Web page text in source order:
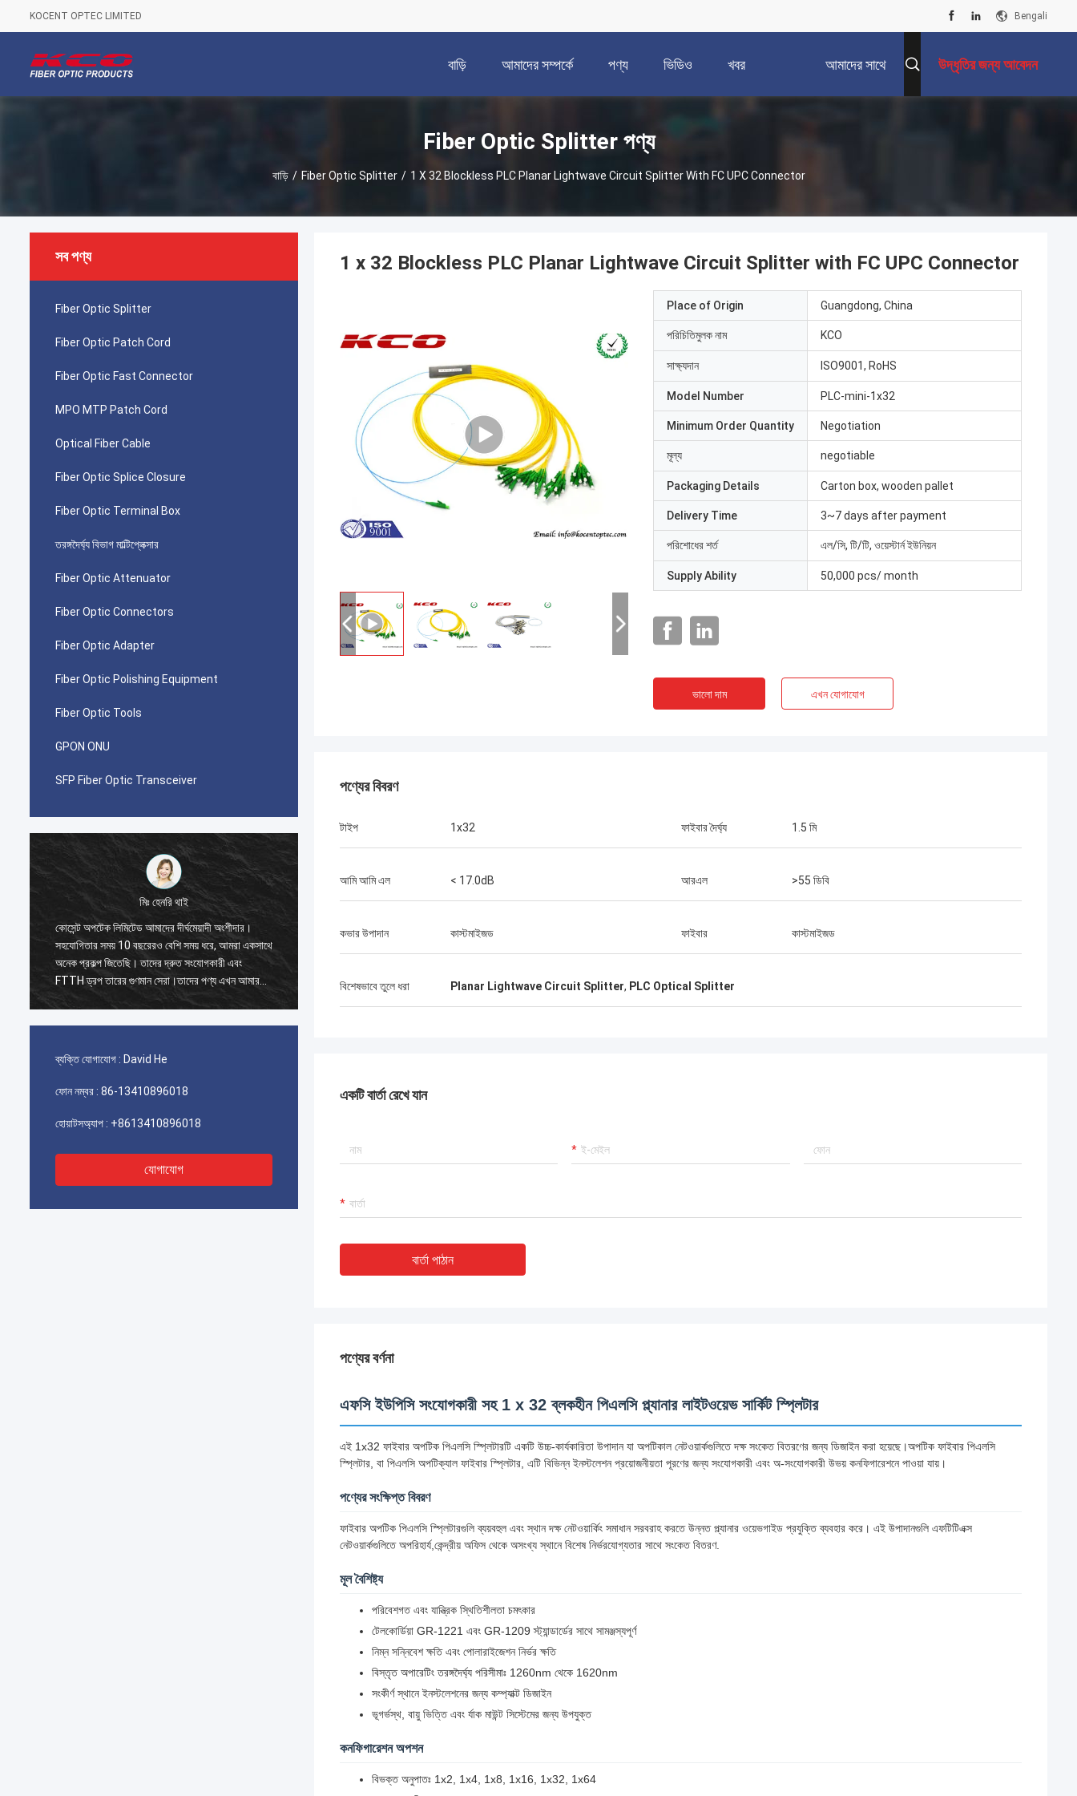
KOCENT OPTEC LIMITED Bengali
বাড়ি আমাদের সম্পর্কে পণ্য ভিডিও খবর আমাদের সাথে উদ্ধৃতির জন্য আবেদন
Fiber Optic Splitter পণ্য
বাড়ি / Fiber Optic Splitter / 1 X 32 Blockless PLC Planar Lightwave Circuit Splitter With FC UPC Connector
সব পণ্য
Fiber Optic Splitter
Fiber Optic Patch Cord
Fiber Optic Fast Connector
MPO MTP Patch Cord
Optical Fiber Cable
Fiber Optic Splice Closure
Fiber Optic Terminal Box
তরঙ্গদৈর্ঘ্য বিভাগ মাল্টিপ্লেক্সার
Fiber Optic Attenuator
Fiber Optic Connectors
Fiber Optic Adapter
Fiber Optic Polishing Equipment
Fiber Optic Tools
GPON ONU
SFP Fiber Optic Transceiver
মিঃ পাবলো
আমি যখন 2014 সালে কোসেন্ট অপটেক লিমিটেডের সাথে
প্রথম অর্ডার দিয়েছিলাম তখন আমি অবাক হয়েছিলাম।
জিআইএক্সটিডাব্লু কেবলের একটি ধারক 40 জিপি এবং দ্রুত
সংযোজক, প্যাচ কর্ড এবং অ্যাডাপ্টারের জন্য একটি ধারক 20
মিঃ থ্যাং নুয়েন
কোসেন্ট অপটেক লিমিটেড আমাদের কোম্পানির দীর্ঘমেয়াদী
তার, বিতরণ বাক্স,স্প্লাইস ঘের এবং ফাইবার অপটিক
মিঃ হেনরি থাই
কোসেন্ট অপটেক লিমিটেড আমাদের দীর্ঘমেয়াদী অংশীদার।
FTTH ড্রপ তারের গুণমান সেরা।তাদের পণ্য এখন আমার
ব্যক্তি যোগাযোগ : David He
ফোন নম্বর : 86-13410896018
হোয়াটসঅ্যাপ : +8613410896018
যোগাযোগ
1 x 32 Blockless PLC Planar Lightwave Circuit Splitter with FC UPC Connector
Place of Origin Guangdong, China
পরিচিতিমুলক নাম KCO
সাক্ষ্যদান ISO9001, RoHS
Model Number PLC-mini-1x32
Minimum Order Quantity Negotiation
মূল্য negotiable
Packaging Details Carton box, wooden pallet
Delivery Time 3~7 days after payment
পরিশোধের শর্ত এল/সি, টি/টি, ওয়েস্টার্ন ইউনিয়ন
Supply Ability 50,000 pcs/ month
ভালো দাম এখন যোগাযোগ
পণ্যের বিবরণ
টাইপ 1x32 ফাইবার দৈর্ঘ্য 1.5 মি
আমি আমি এল < 17.0dB আরএল >55 ডিবি
কভার উপাদান কাস্টমাইজড ফাইবার কাস্টমাইজড
বিশেষভাবে তুলে ধরা Planar Lightwave Circuit Splitter, PLC Optical Splitter
একটি বার্তা রেখে যান
বার্তা পাঠান
পণ্যের বর্ণনা
এফসি ইউপিসি সংযোগকারী সহ 1 x 32 ব্লকহীন পিএলসি প্ল্যানার লাইটওয়েভ সার্কিট স্প্লিটার
এই 1x32 ফাইবার অপটিক পিএলসি স্প্লিটারটি একটি উচ্চ-কার্যকারিতা উপাদান যা অপটিকাল নেটওয়ার্কগুলিতে দক্ষ সংকেত বিতরণের জন্য ডিজাইন করা হয়েছে।অপটিক ফাইবার পিএলসি
স্প্লিটার, বা পিএলসি অপটিক্যাল ফাইবার স্প্লিটার, এটি বিভিন্ন ইনস্টলেশন প্রয়োজনীয়তা পূরণের জন্য সংযোগকারী এবং অ-সংযোগকারী উভয় কনফিগারেশনে পাওয়া যায়।
পণ্যের সংক্ষিপ্ত বিবরণ
ফাইবার অপটিক পিএলসি স্প্লিটারগুলি ব্যয়বহুল এবং স্থান দক্ষ নেটওয়ার্কিং সমাধান সরবরাহ করতে উন্নত প্ল্যানার ওয়েভগাইড প্রযুক্তি ব্যবহার করে। এই উপাদানগুলি এফটিটিএক্স
নেটওয়ার্কগুলিতে অপরিহার্য,কেন্দ্রীয় অফিস থেকে অসংখ্য স্থানে বিশেষ নির্ভরযোগ্যতার সাথে সংকেত বিতরণ.
মূল বৈশিষ্ট্য
পরিবেশগত এবং যান্ত্রিক স্থিতিশীলতা চমৎকার
টেলকোর্ডিয়া GR-1221 এবং GR-1209 স্ট্যান্ডার্ডের সাথে সামঞ্জস্যপূর্ণ
নিম্ন সন্নিবেশ ক্ষতি এবং পোলারাইজেশন নির্ভর ক্ষতি
বিস্তৃত অপারেটিং তরঙ্গদৈর্ঘ্য পরিসীমাঃ 1260nm থেকে 1620nm
সংকীর্ণ স্থানে ইনস্টলেশনের জন্য কম্প্যাক্ট ডিজাইন
ভূগর্ভস্থ, বায়ু ভিত্তি এবং র্যাক মাউন্ট সিস্টেমের জন্য উপযুক্ত
কনফিগারেশন অপশন
বিভক্ত অনুপাতঃ 1x2, 1x4, 1x8, 1x16, 1x32, 1x64